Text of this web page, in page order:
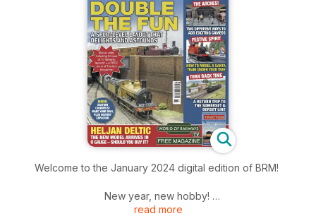
Welcome to the January 2024 digital edition of BRM!
New year, new hobby!
read more